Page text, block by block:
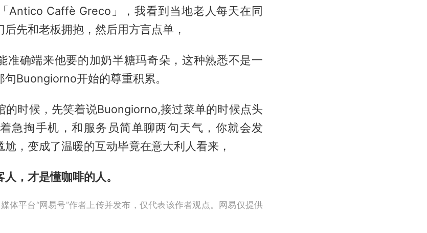
Antico Caffè Greco」，我看到当地老人每天在同
先和老板拥抱，然后用方言点单，
准确端来他要的加奶半糖玛奇朵，这种熟悉不是一
Buongiorno开始的尊重积累。
的时候，先笑着说Buongiorno,接过菜单的时候点头
急掏手机，和服务员简单聊两句天气，你就会发
，变成了温暖的互动毕竟在意大利人看来，
，才是懂咖啡的人。
体平台“网易号”作者上传并发布，仅代表该作者观点。网易仅提供